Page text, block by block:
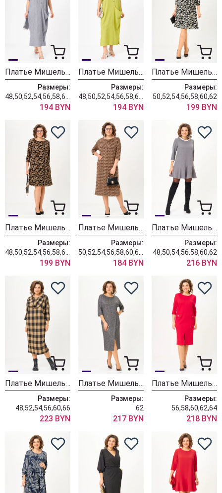
Платье Мишель Шик 2094-4 серый кварц
Размеры:
194 BYN
Платье Мишель Шик 2094-4 фисташка
Размеры:
194 BYN
Платье Мишель Шик 2199 молочный каприз
Размеры:
50,52,54,56,58,60,62
199 BYN
Платье Мишель Шик 2199 карамельный каприз
Размеры:
199 BYN
Платье Мишель Шик 2080-2 валентино
Размеры:
184 BYN
Платье Мишель Шик 2184 серый
Размеры:
48,50,54,56,58,60,62
216 BYN
Платье Мишель Шик 2196 клетка
Размеры:
48,52,54,56,60,66
223 BYN
Платье Мишель Шик 2190 серая елочка
Размеры:
62
217 BYN
Платье Мишель Шик 2192 красный
Размеры:
56,58,60,62,64
218 BYN